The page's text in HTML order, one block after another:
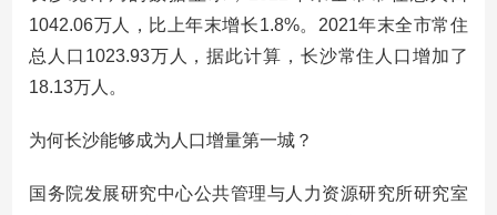
1042.06万人，比上年末增长1.8%。2021年末全市常住
总人口1023.93万人，据此计算，长沙常住人口增加了
18.13万人。
为何长沙能够成为人口增量第一城？
国务院发展研究中心公共管理与人力资源研究所研究室